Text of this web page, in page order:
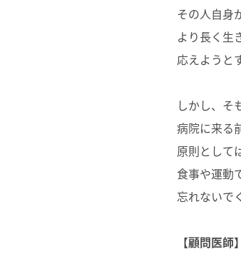
その人自身
より長く生
応えようと
しかし、そ
病院に来る
原則として
食事や運動
忘れないで
【顧問医師】